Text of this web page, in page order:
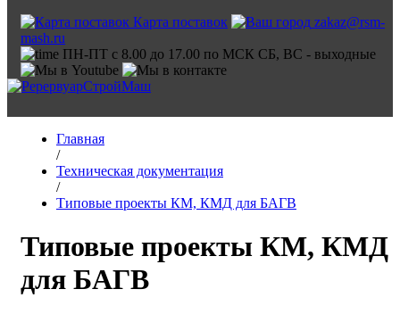
Карта поставок
zakaz@rsm-
mash.ru
ПН-ПТ с 8.00 до 17.00 по МСК СБ, ВС - выходные
Главная
/
Техническая документация
/
Типовые проекты КМ, КМД для БАГВ
Типовые проекты КМ, КМД
для БАГВ